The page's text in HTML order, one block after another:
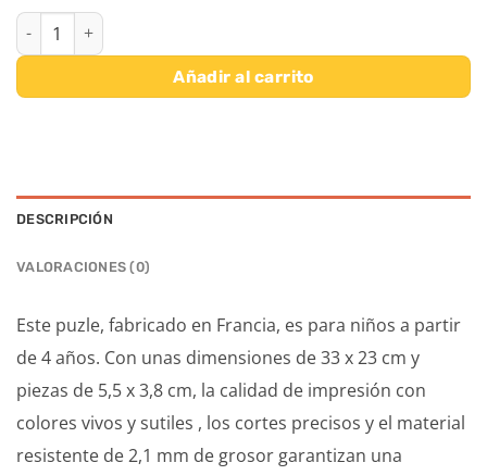
PUZZLE BAJO LA NIEVE 36 PIEZAS cantidad
Añadir al carrito
DESCRIPCIÓN
VALORACIONES (0)
Este puzle, fabricado en Francia, es para niños a partir
de 4 años. Con unas dimensiones de 33 x 23 cm y
piezas de 5,5 x 3,8 cm, la calidad de impresión con
colores vivos y sutiles , los cortes precisos y el material
resistente de 2,1 mm de grosor garantizan una